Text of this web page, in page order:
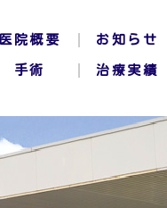
医院概要 お知らせ
手術 治療実績